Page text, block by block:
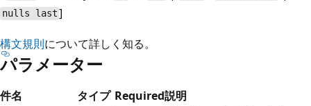
nulls last ]
構文規則について詳しく知る。
パラメーター
件名 タイプ Required説明